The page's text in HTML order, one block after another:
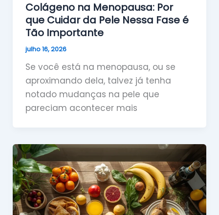
Colágeno na Menopausa: Por
que Cuidar da Pele Nessa Fase é
Tão Importante
julho 16, 2026
Se você está na menopausa, ou se
aproximando dela, talvez já tenha
notado mudanças na pele que
pareciam acontecer mais